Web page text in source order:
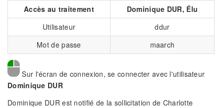
Accès au traitement
Dominique DUR, Élu
Utilisateur
ddur
Mot de passe
maarch
Sur l'écran de connexion, se connecter avec l'utilisateur
Dominique DUR
Dominique DUR est notifié de la sollicitation de Charlotte